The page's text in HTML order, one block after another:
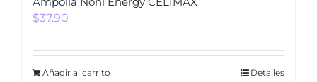
$37.90
Añadir al carrito Detalles